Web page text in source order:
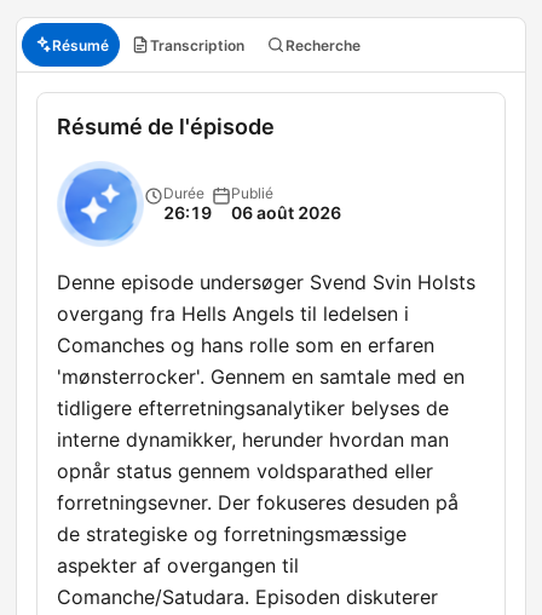
Résumé Transcription Recherche
Résumé de l'épisode
Durée
26:19
Publié
06 août 2026
Denne episode undersøger Svend Svin Holsts
overgang fra Hells Angels til ledelsen i
Comanches og hans rolle som en erfaren
'mønsterrocker'. Gennem en samtale med en
tidligere efterretningsanalytiker belyses de
interne dynamikker, herunder hvordan man
opnår status gennem voldsparathed eller
forretningsevner. Der fokuseres desuden på
de strategiske og forretningsmæssige
aspekter af overgangen til
Comanche/Satudara. Episoden diskuterer